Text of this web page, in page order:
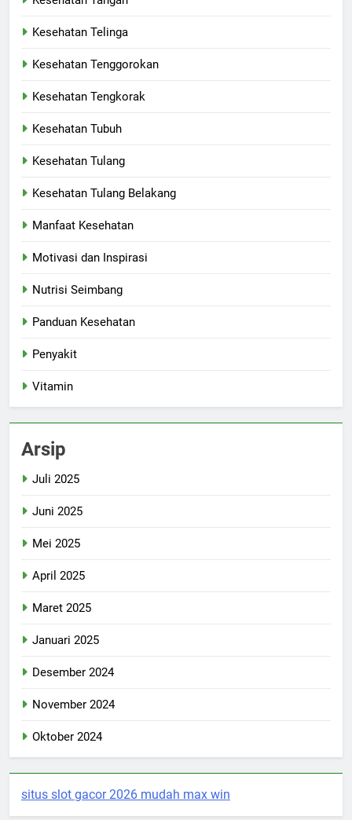
Kesehatan Telinga
Kesehatan Tenggorokan
Kesehatan Tengkorak
Kesehatan Tubuh
Kesehatan Tulang
Kesehatan Tulang Belakang
Manfaat Kesehatan
Motivasi dan Inspirasi
Nutrisi Seimbang
Panduan Kesehatan
Penyakit
Vitamin
Arsip
Juli 2025
Juni 2025
Mei 2025
April 2025
Maret 2025
Januari 2025
Desember 2024
November 2024
Oktober 2024
situs slot gacor 2026 mudah max win